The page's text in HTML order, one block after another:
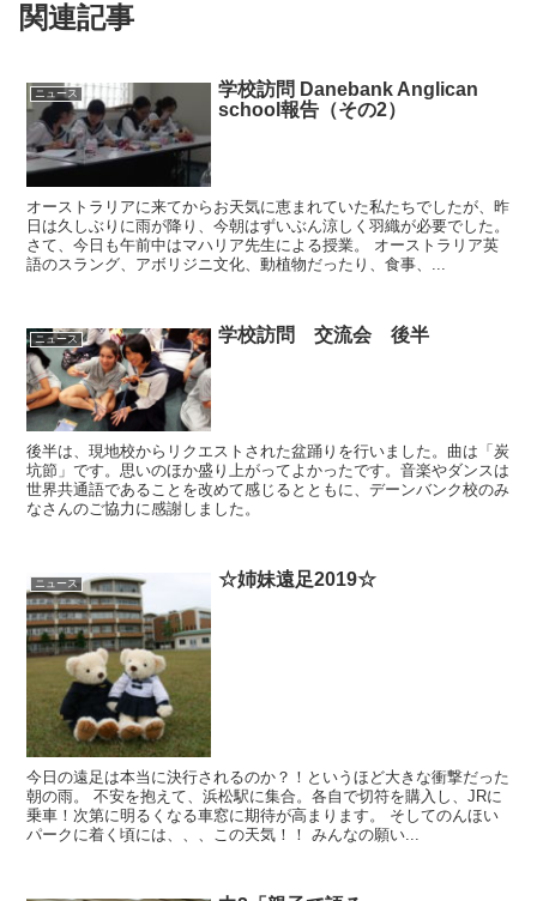
関連記事
ニュース
学校訪問 Danebank Anglican
school報告（その2）
オーストラリアに来てからお天気に恵まれていた私たちでしたが、昨
日は久しぶりに雨が降り、今朝はずいぶん涼しく羽織が必要でした。
さて、今日も午前中はマハリア先生による授業。 オーストラリア英
語のスラング、アボリジニ文化、動植物だったり、食事、...
ニュース 学校訪問 交流会 後半
後半は、現地校からリクエストされた盆踊りを行いました。曲は「炭
坑節」です。思いのほか盛り上がってよかったです。音楽やダンスは
世界共通語であることを改めて感じるとともに、デーンバンク校のみ
なさんのご協力に感謝しました。
ニュース ☆姉妹遠足2019☆
今日の遠足は本当に決行されるのか？！というほど大きな衝撃だった
朝の雨。 不安を抱えて、浜松駅に集合。各自で切符を購入し、JRに
乗車！次第に明るくなる車窓に期待が高まります。 そしてのんほい
パークに着く頃には、、、この天気！！ みんなの願い...